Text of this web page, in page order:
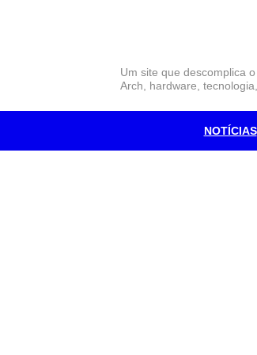
Um site que descomplica
Arch, hardware,
NOTÍCIAS